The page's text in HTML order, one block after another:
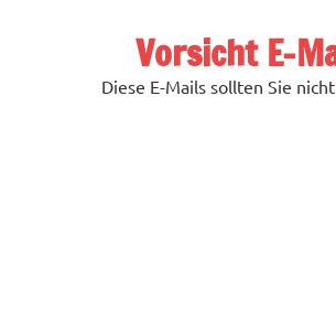
Vorsicht E-
Diese E-Mails sollten Sie